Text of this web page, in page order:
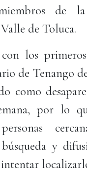
de la
de Toluca.
los
de Tenango
como
por lo
y
intentar